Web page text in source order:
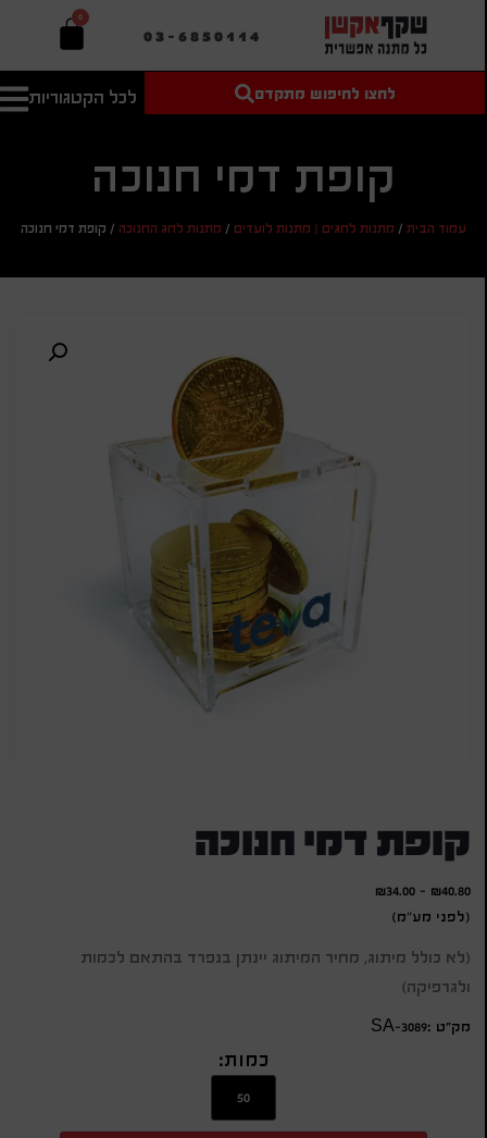
03-6850114
0
לכל הקטגוריות
טקסט חופשי
מחיר מיני'
חיפוש
לחצו לחיפוש מתקדם
קופת דמי חנוכה
עמוד הבית/ מתנות לחגים | מתנות לועדים/ מתנות לחג החנוכה/ קופת דמי חנוכה
קופת דמי חנוכה
₪40.80
-
₪34.00
(לפני מע"מ)
(לא כולל מיתוג, מחיר המיתוג יינתן בנפרד בהתאם לכמות
ולגרפיקה)
מק״ט :SA-3089
כמות: